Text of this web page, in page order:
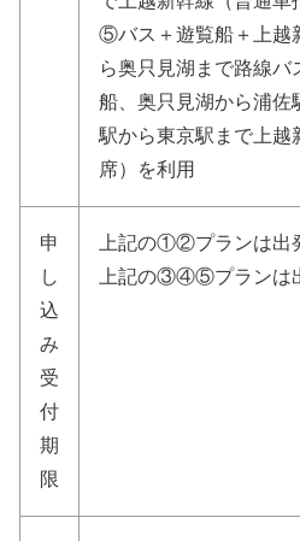
⑤バス＋遊覧船＋上越
ら奥只見湖まで路線バ
船、奥只見湖から浦佐
駅から東京駅まで上越
席）を利用
申
し
込
み
受
付
期
限
上記の①②プランは出
上記の③④⑤プランは